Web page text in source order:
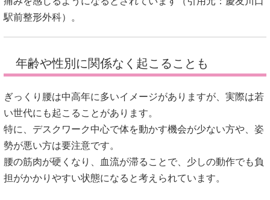
駅前整形外科）。
年齢や性別に関係なく起こることも
ぎっくり腰は中高年に多いイメージがありますが、実際は若
い世代にも起こることがあります。
特に、デスクワーク中心で体を動かす機会が少ない方や、姿
勢が悪い方は要注意です。
腰の筋肉が硬くなり、血流が滞ることで、少しの動作でも負
担がかかりやすい状態になると考えられています。